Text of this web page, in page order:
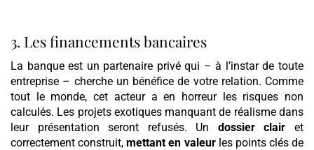
3. Les financements bancaires
La banque est un partenaire privé qui – à l’instar de toute
entreprise – cherche un bénéfice de votre relation. Comme
tout le monde, cet acteur a en horreur les risques non
calculés. Les projets exotiques manquant de réalisme dans
leur présentation seront refusés. Un dossier clair et
correctement construit,mettant en valeurles points clés de